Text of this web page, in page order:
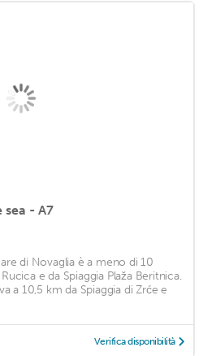
sea - A7
di Novaglia è a meno di 10
e da Spiaggia Plaža Beritnica.
a 10,5 km da Spiaggia di Zrće e
Verifica disponibilità